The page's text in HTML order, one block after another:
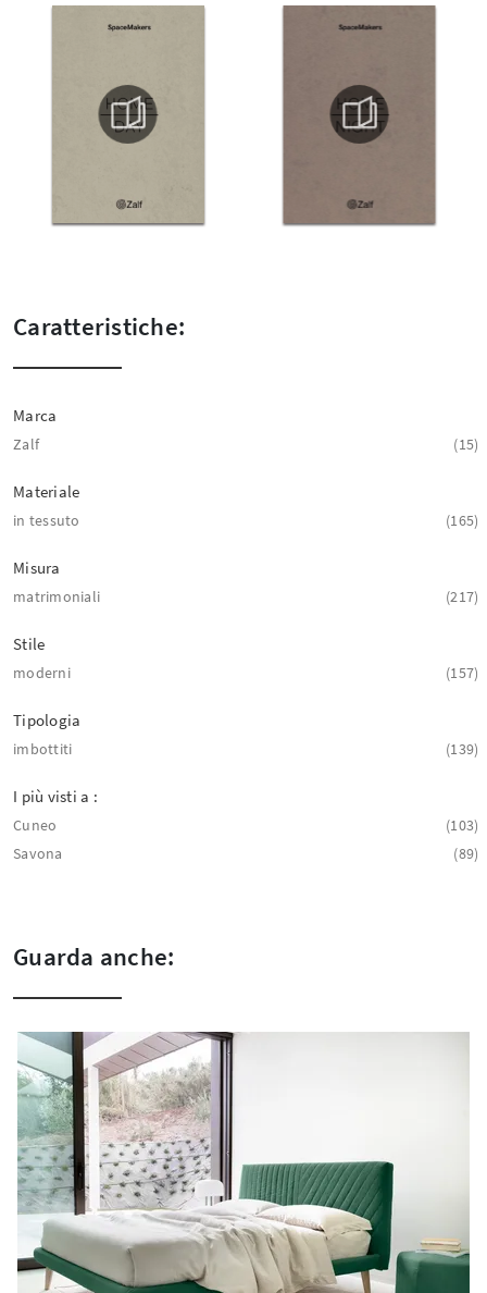
Caratteristiche:
Marca
Zalf 15
Materiale
in tessuto 165
Misura
matrimoniali 217
Stile
moderni 157
Tipologia
imbottiti 139
I più visti a :
Cuneo
103
Savona
89
Guarda anche: